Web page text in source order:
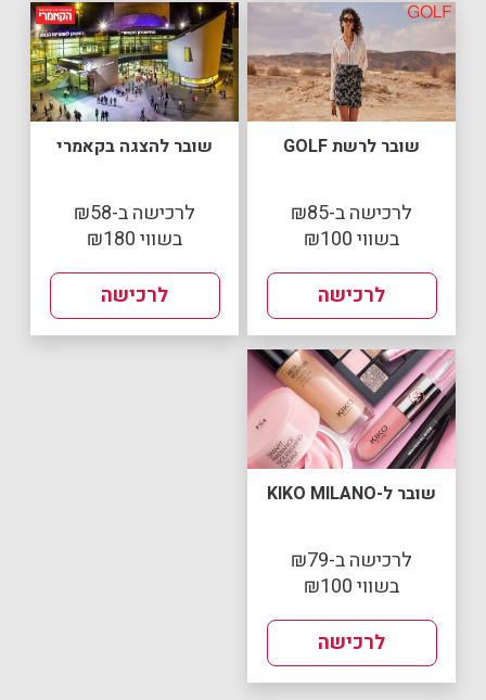
שובר לרשת GOLF
לרכישה ב-₪85
בשווי ₪100
לרכישה
שובר להצגה בקאמרי
לרכישה ב-₪58
בשווי ₪180
לרכישה
שובר ל-KIKO MILANO
לרכישה ב-₪79
בשווי ₪100
לרכישה